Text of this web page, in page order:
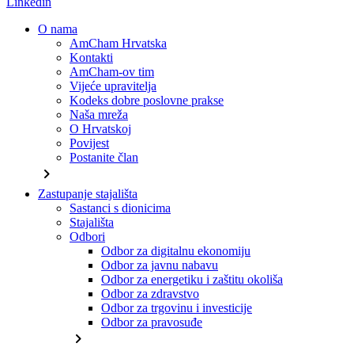
O nama
AmCham Hrvatska
Kontakti
AmCham-ov tim
Vijeće upravitelja
Kodeks dobre poslovne prakse
Naša mreža
O Hrvatskoj
Povijest
Postanite član
chevron_right
Zastupanje stajališta
Sastanci s dionicima
Stajališta
Odbori
Odbor za digitalnu ekonomiju
Odbor za javnu nabavu
Odbor za energetiku i zaštitu okoliša
Odbor za zdravstvo
Odbor za trgovinu i investicije
Odbor za pravosuđe
chevron_right